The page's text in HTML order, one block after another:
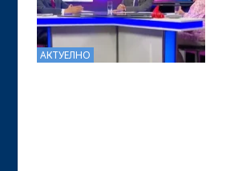
АКТУЕЛНО